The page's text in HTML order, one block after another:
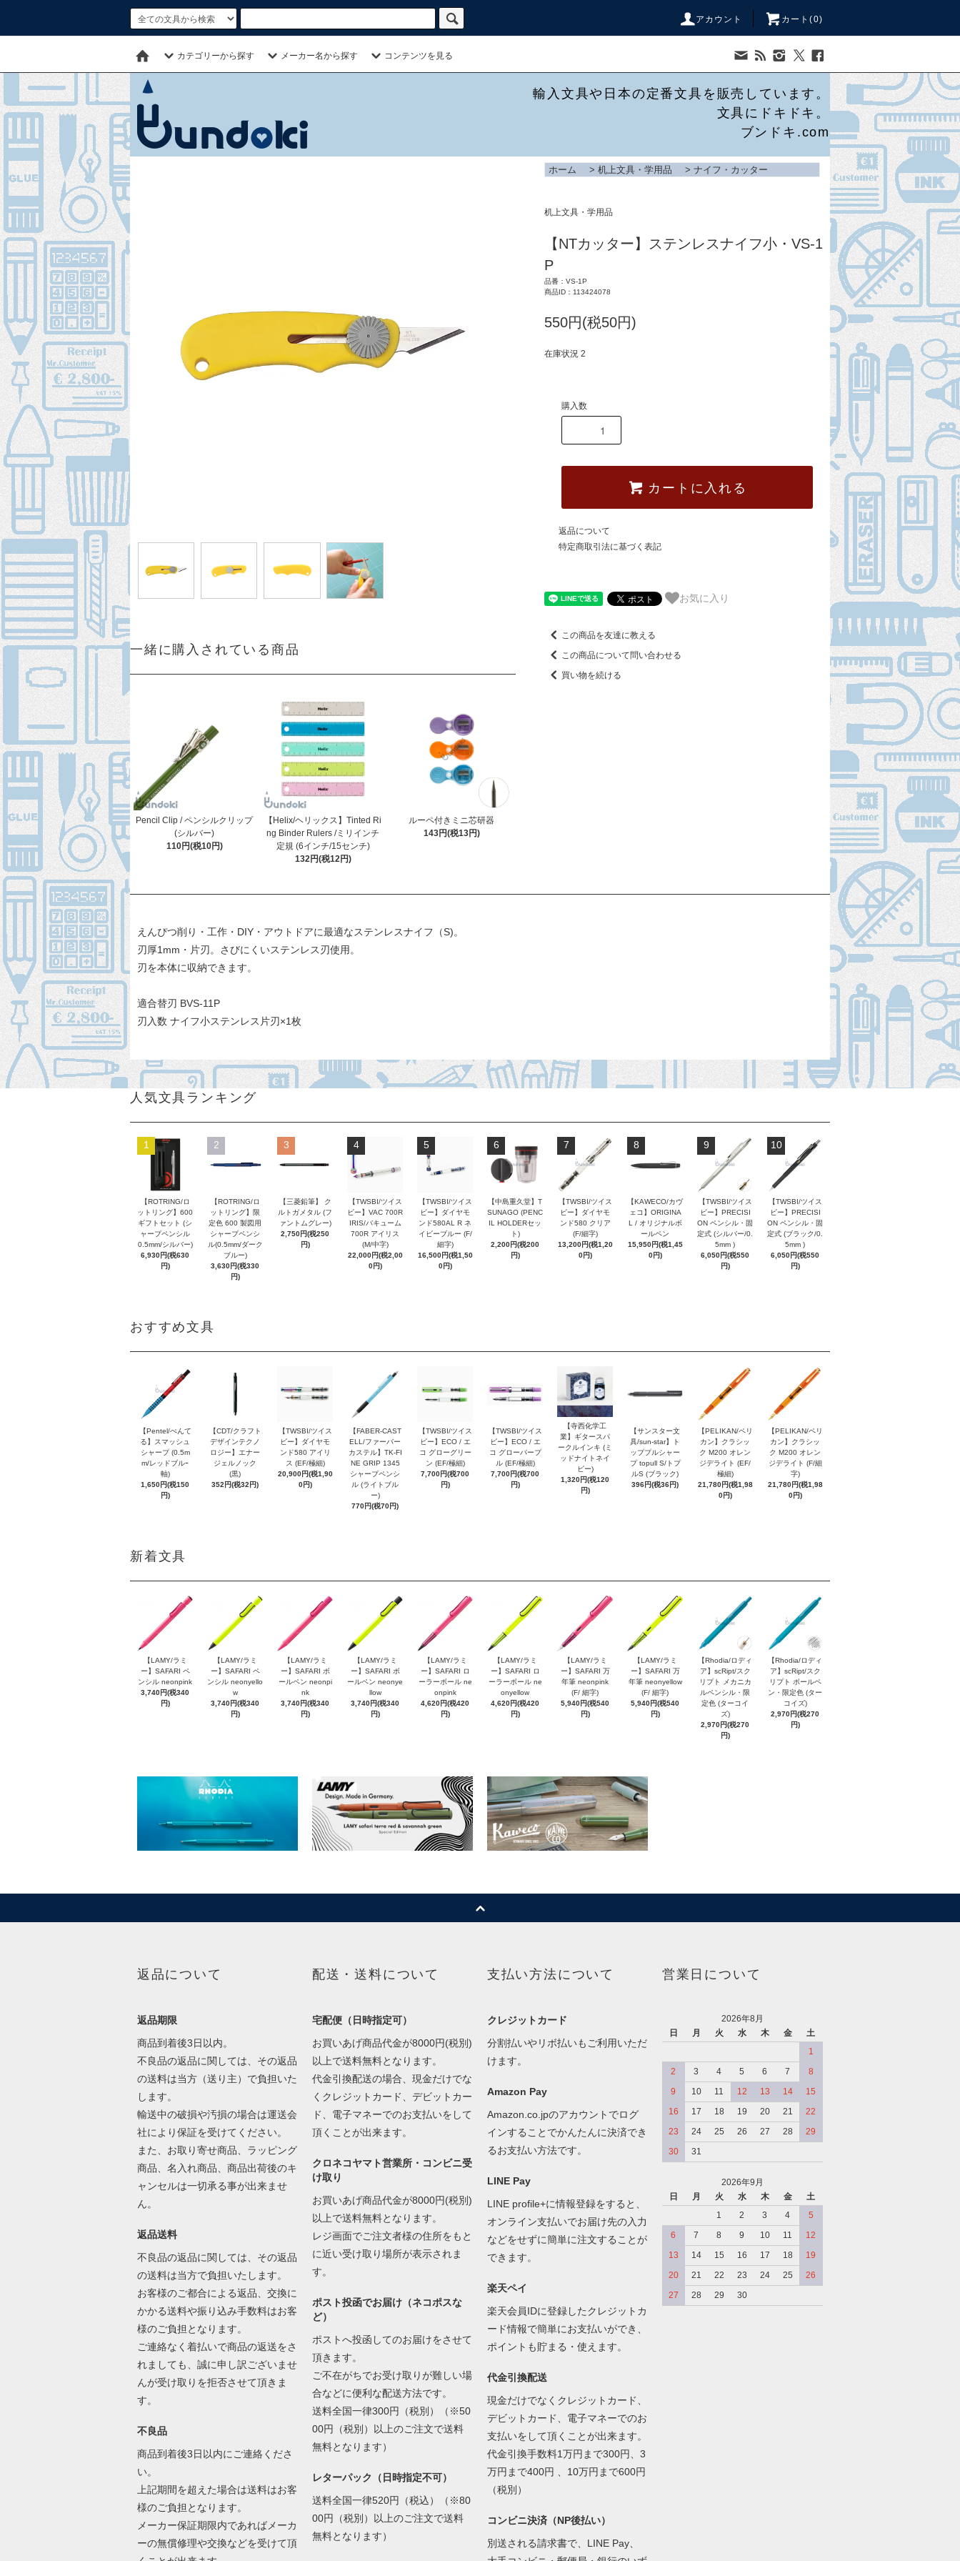
アカウント カート(0)
カテゴリーから探す メーカー名から探す コンテンツを見る
輸入文具や日本の定番文具を販売しています。
文具にドキドキ。
ブンドキ.com
一緒に購入されている商品
Pencil Clip / ペンシルクリップ
(シルバー)
110円(税10円)
【Helix/ヘリックス】Tinted Ri
ng Binder Rulers /ミリインチ
定規 (6インチ/15センチ)
132円(税12円)
ルーペ付きミニ芯研器
143円(税13円)
ホーム > 机上文具・学用品 > ナイフ・カッター
机上文具・学用品
【NTカッター】ステンレスナイフ小・VS-1
P
品番：VS-1P
商品ID：113424078
550円(税50円)
在庫状況 2
購入数
カートに入れる
返品について
特定商取引法に基づく表記
お気に入り
この商品を友達に教える
この商品について問い合わせる
買い物を続ける
えんぴつ削り・工作・DIY・アウトドアに最適なステンレスナイフ（S)。
刃厚1mm・片刃。さびにくいステンレス刃使用。
刃を本体に収納できます。
適合替刃 BVS-11P
刃入数 ナイフ小ステンレス片刃×1枚
人気文具ランキング
1
【ROTRING/ロ
ットリング】600
ギフトセット (シ
ャープペンシル
0.5mm/シルバー)
6,930円(税630
円)
2
【ROTRING/ロ
ットリング】限
定色 600 製図用
シャープペンシ
ル(0.5mm/ダーク
ブルー)
3,630円(税330
円)
3
【三菱鉛筆】 ク
ルトガメタル (フ
ァントムグレー)
2,750円(税250
円)
4
【TWSBI/ツイス
ビー】VAC 700R
IRIS/バキューム
700R アイリス
(M/中字)
22,000円(税2,00
0円)
5
【TWSBI/ツイス
ビー】ダイヤモ
ンド580AL R ネ
イビーブルー (F/
細字)
16,500円(税1,50
0円)
6
【中島重久堂】T
SUNAGO (PENC
IL HOLDERセッ
ト)
2,200円(税200
円)
7
【TWSBI/ツイス
ビー】ダイヤモ
ンド580 クリア
(F/細字)
13,200円(税1,20
0円)
8
【KAWECO/カヴ
ェコ】ORIGINA
L / オリジナルボ
ールペン
15,950円(税1,45
0円)
9
【TWSBI/ツイス
ビー】PRECISI
ON ペンシル・固
定式 (シルバー/0.
5mm )
6,050円(税550
円)
10
【TWSBI/ツイス
ビー】PRECISI
ON ペンシル・固
定式 (ブラック/0.
5mm )
6,050円(税550
円)
おすすめ文具
【Pentel/ぺんて
る】スマッシュ
シャープ (0.5m
m/レッドブルｰ
軸)
1,650円(税150
円)
【CDT/クラフト
デザインテクノ
ロジー】エナー
ジェルノック
(黒)
352円(税32円)
【TWSBI/ツイス
ビー】ダイヤモ
ンド580 アイリ
ス (EF/極細)
20,900円(税1,90
0円)
【FABER-CAST
ELL/ファーバー
カステル】TK-FI
NE GRIP 1345
シャープペンシ
ル (ライトブル
ー)
770円(税70円)
【TWSBI/ツイス
ビー】ECO / エ
コ グローグリー
ン (EF/極細)
7,700円(税700
円)
【TWSBI/ツイス
ビー】ECO / エ
コ グローパープ
ル (EF/極細)
7,700円(税700
円)
【寺西化学工
業】ギタースパ
ークルインキ (ミ
ッドナイトネイ
ビー)
1,320円(税120
円)
【サンスター文
具/sun-star】ト
ッププルシャー
プ topull S/トプ
ルS (ブラック)
396円(税36円)
【PELIKAN/ペリ
カン】クラシッ
ク M200 オレン
ジデライト (EF/
極細)
21,780円(税1,98
0円)
【PELIKAN/ペリ
カン】クラシッ
ク M200 オレン
ジデライト (F/細
字)
21,780円(税1,98
0円)
新着文具
【LAMY/ラミ
ー】SAFARI ペ
ンシル neonpink
3,740円(税340
円)
【LAMY/ラミ
ー】SAFARI ペ
ンシル neonyello
w
3,740円(税340
円)
【LAMY/ラミ
ー】SAFARI ボ
ールペン neonpi
nk
3,740円(税340
円)
【LAMY/ラミ
ー】SAFARI ボ
ールペン neonye
llow
3,740円(税340
円)
【LAMY/ラミ
ー】SAFARI ロ
ーラーボール ne
onpink
4,620円(税420
円)
【LAMY/ラミ
ー】SAFARI ロ
ーラーボール ne
onyellow
4,620円(税420
円)
【LAMY/ラミ
ー】SAFARI 万
年筆 neonpink
(F/ 細字)
5,940円(税540
円)
【LAMY/ラミ
ー】SAFARI 万
年筆 neonyellow
(F/ 細字)
5,940円(税540
円)
【Rhodia/ロディ
ア】scRipt/スク
リプト メカニカ
ルペンシル・限
定色 (ターコイ
ズ)
2,970円(税270
円)
【Rhodia/ロディ
ア】scRipt/スク
リプト ボールペ
ン・限定色 (ター
コイズ)
2,970円(税270
円)
返品について
返品期限
商品到着後3日以内。
不良品の返品に関しては、その返品
の送料は当方（送り主）で負担いた
します。
輸送中の破損や汚損の場合は運送会
社により保証を受けてください。
また、お取り寄せ商品、ラッピング
商品、名入れ商品、商品出荷後のキ
ャンセルは一切承る事が出来ませ
ん。
返品送料
不良品の返品に関しては、その返品
の送料は当方で負担いたします。
お客様のご都合による返品、交換に
かかる送料や振り込み手数料はお客
様のご負担となります。
ご連絡なく着払いで商品の返送をさ
れましても、誠に申し訳ございませ
んが受け取りを拒否させて頂きま
す。
不良品
商品到着後3日以内にご連絡くださ
い。
上記期間を超えた場合は送料はお客
様のご負担となります。
メーカー保証期限内であればメーカ
ーの無償修理や交換などを受けて頂
配送・送料について
宅配便（日時指定可）
お買いあげ商品代金が8000円(税別)
以上で送料無料となります。
代金引換配送の場合、現金だけでな
くクレジットカード、デビットカー
ド、電子マネーでのお支払いをして
頂くことが出来ます。
クロネコヤマト営業所・コンビニ受
け取り
お買いあげ商品代金が8000円(税別)
以上で送料無料となります。
レジ画面でご注文者様の住所をもと
に近い受け取り場所が表示されま
す。
ポスト投函でお届け（ネコポスな
ど）
ポストへ投函してのお届けをさせて
頂きます。
ご不在がちでお受け取りが難しい場
合などに便利な配送方法です。
送料全国一律300円（税別）（※50
00円（税別）以上のご注文で送料
無料となります）
レターパック（日時指定不可）
送料全国一律520円（税込）（※80
00円（税別）以上のご注文で送料
無料となります）
支払い方法について
クレジットカード
分割払いやリボ払いもご利用いただ
けます。
Amazon Pay
Amazon.co.jpのアカウントでログ
インすることでかんたんに決済でき
るお支払い方法です。
LINE Pay
LINE profile+に情報登録をすると、
オンライン支払いでお届け先の入力
などをせずに簡単に注文することが
できます。
楽天ペイ
楽天会員IDに登録したクレジットカ
ード情報で簡単にお支払いができ、
ポイントも貯まる・使えます。
代金引換配送
現金だけでなくクレジットカード、
デビットカード、電子マネーでのお
支払いをして頂くことが出来ます。
代金引換手数料1万円まで300円、3
万円まで400円 、10万円まで600円
（税別）
コンビニ決済（NP後払い）
別送される請求書で、LINE Pay、
営業日について
2026年8月
日
月 火 水 木 金
土
1
2
3 4 5 6 7
8
9
10 11 12 13 14
15
16
17 18 19 20 21
22
23
24 25 26 27 28
29
30
31
2026年9月
日
月 火 水 木 金
土
1
2 3 4
5
6
7 8 9 10 11
12
13
14 15 16 17 18
19
20
21 22 23 24 25
26
27
28 29 30